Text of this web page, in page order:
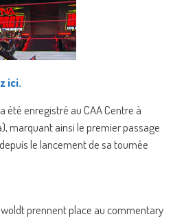
ici.
été enregistré au CAA Centre à
marquant ainsi le premier passage
le lancement de sa tournée
prennent place au commentary